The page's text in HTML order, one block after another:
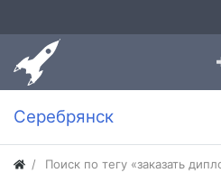
Серебрянск
Поиск по тегу «заказать